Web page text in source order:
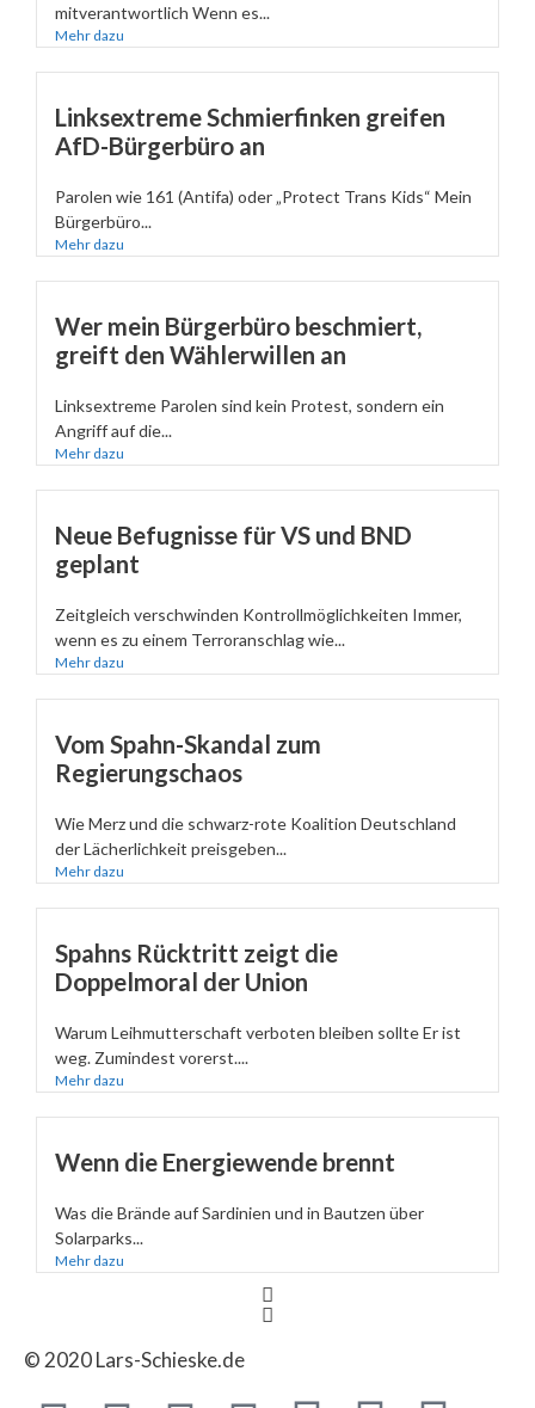
mitverantwortlich Wenn es...
Mehr dazu
Linksextreme Schmierfinken greifen
AfD-Bürgerbüro an
Parolen wie 161 (Antifa) oder „Protect Trans Kids“ Mein
Bürgerbüro...
Mehr dazu
Wer mein Bürgerbüro beschmiert,
greift den Wählerwillen an
Linksextreme Parolen sind kein Protest, sondern ein
Angriff auf die...
Mehr dazu
Neue Befugnisse für VS und BND
geplant
Zeitgleich verschwinden Kontrollmöglichkeiten Immer,
wenn es zu einem Terroranschlag wie...
Mehr dazu
Vom Spahn-Skandal zum
Regierungschaos
Wie Merz und die schwarz-rote Koalition Deutschland
der Lächerlichkeit preisgeben...
Mehr dazu
Spahns Rücktritt zeigt die
Doppelmoral der Union
Warum Leihmutterschaft verboten bleiben sollte Er ist
weg. Zumindest vorerst....
Mehr dazu
Wenn die Energiewende brennt
Was die Brände auf Sardinien und in Bautzen über
Solarparks...
Mehr dazu
© 2020 Lars-Schieske.de